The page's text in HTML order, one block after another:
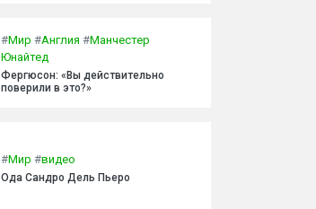
#Мир #Англия #Манчестер
Юнайтед
Фергюсон: «Вы действительно
поверили в это?»
#Мир #видео
Ода Сандро Дель Пьеро